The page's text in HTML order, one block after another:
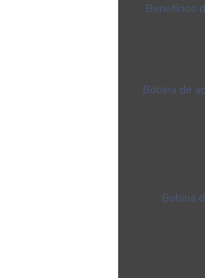
Benefícios
Bobina de
Bobina